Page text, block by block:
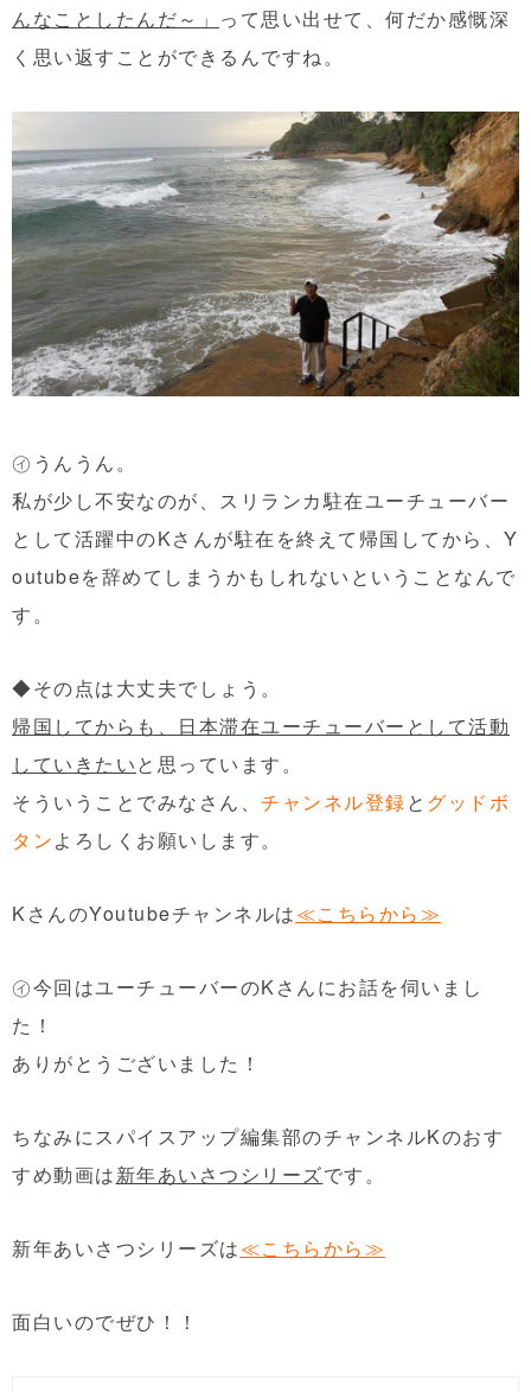
んなことしたんだ～」 って思い出せて、何だか感慨深
く思い返すことができるんですね。
㋑うんうん。
私が少し不安なのが、スリランカ駐在ユーチューバー
として活躍中のKさんが駐在を終えて帰国してから、Y
outubeを辞めてしまうかもしれないということなんで
す。
◆その点は大丈夫でしょう。
帰国してからも、日本滞在ユーチューバーとして活動
していきたいと思っています。
そういうことでみなさん、 チャンネル登録と グッドボ
タンよろしくお願いします。
KさんのYoutubeチャンネルは≪こちらから≫
㋑今回はユーチューバーのKさんにお話を伺いまし
た！
ありがとうございました！
ちなみにスパイスアップ編集部のチャンネルKのおす
すめ動画は新年あいさつシリーズです。
新年あいさつシリーズは≪こちらから≫
面白いのでぜひ！！